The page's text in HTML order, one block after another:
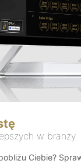
w branży
Ciebie?